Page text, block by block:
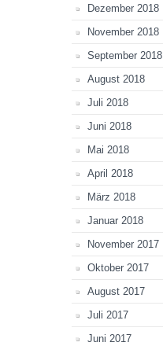
Dezember 2018
November 2018
September 2018
August 2018
Juli 2018
Juni 2018
Mai 2018
April 2018
März 2018
Januar 2018
November 2017
Oktober 2017
August 2017
Juli 2017
Juni 2017